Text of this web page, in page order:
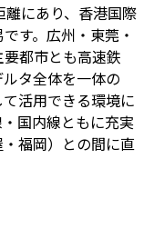
にあり、香港国際
す。広州・東莞・
都市とも高速鉄
タ全体を一体の
活用できる環境に
国内線ともに充実
福岡）との間に直